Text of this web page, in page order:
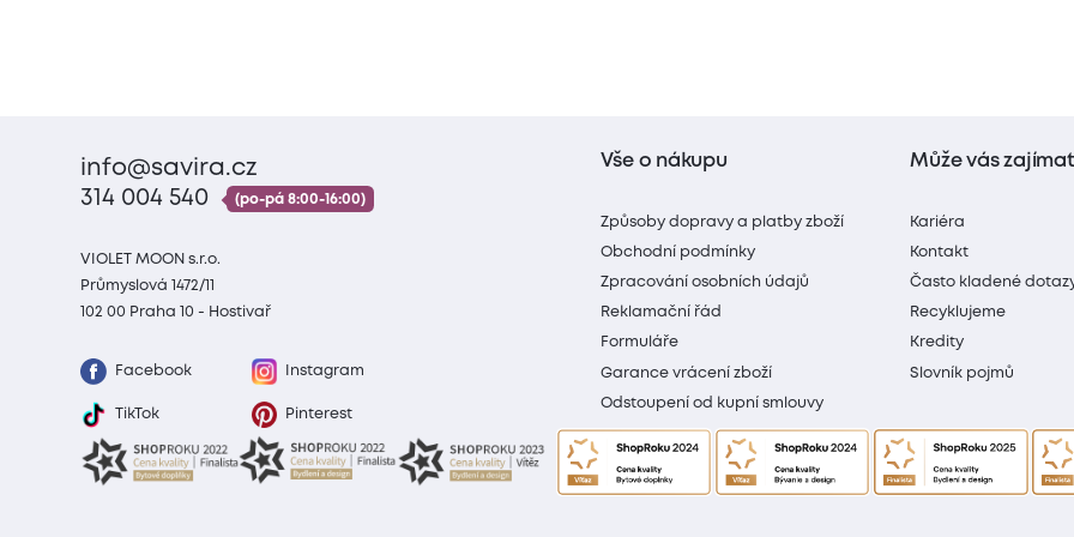
info@savira.cz
314 004 540
(po-pá 8:00-16:00)
VIOLET MOON s.r.o.
Průmyslová 1472/11
102 00 Praha 10 - Hostivař
Facebook Instagram
TikTok Pinterest
Vše o nákupu
Způsoby dopravy a platby zboží
Obchodní podmínky
Zpracování osobních údajů
Reklamační řád
Formuláře
Garance vrácení zboží
Odstoupení od kupní smlouvy
Může vás zajímat
Kariéra
Kontakt
Často kladené
Recyklujeme
Kredity
Slovník pojmů